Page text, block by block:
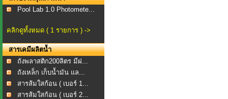
Pool Lab 1.0 Photomete...
คลิกดูทั้งหมด ( 1 รายการ ) ->
สารเคมีผลิตน้ำ
ถังพลาสติก200ลิตร​ มีฝ...
ถังเหล็ก เก็บน้ำมัน แล...
สารส้มใสก้อน ( เบอร์ 1...
สารส้มใสก้อน ( เบอร์ 2...